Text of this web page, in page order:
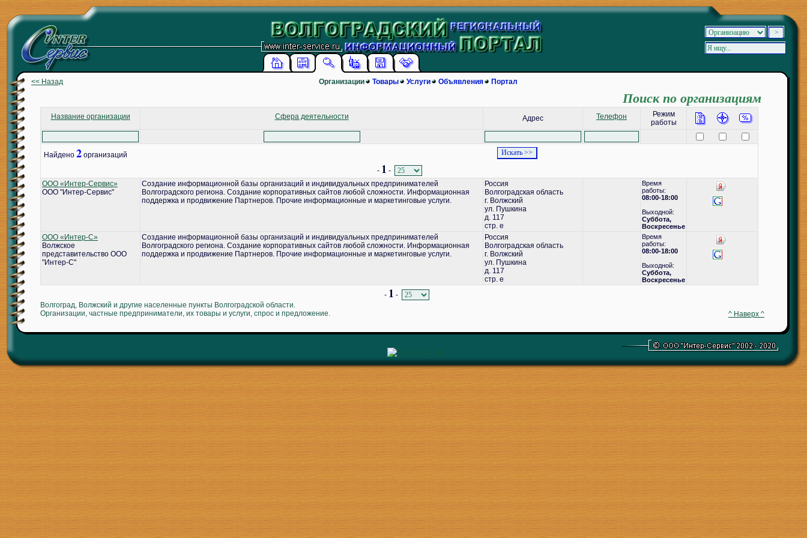
<< Назад Организации Товары Услуги Объявления Портал
Поиск по организациям
Название организации Сфера деятельности Адрес Телефон
Режим
работы
Найдено 2 организаций
- 1 -
ООО «Интер-Сервис»
ООО "Интер-Сервис"
Создание информационной базы организаций и индивидуальных предпринимателей
Волгоградского региона. Создание корпоративных сайтов любой сложности. Информационная
поддержка и продвижение Партнеров. Прочие информационные и маркетинговые услуги.
Россия
Волгоградская область
г. Волжский
ул. Пушкина
д. 117
стр. е
Время
работы:
08:00-18:00
Выходной:
Суббота,
Воскресенье
ООО «Интер-С»
Волжское
представительство ООО
"Интер-С"
Создание информационной базы организаций и индивидуальных предпринимателей
Волгоградского региона. Создание корпоративных сайтов любой сложности. Информационная
поддержка и продвижение Партнеров. Прочие информационные и маркетинговые услуги.
Россия
Волгоградская область
г. Волжский
ул. Пушкина
д. 117
стр. е
Время
работы:
08:00-18:00
Выходной:
Суббота,
Воскресенье
- 1 -
Волгоград, Волжский и другие населенные пункты Волгоградской области.
Организации, частные предприниматели, их товары и услуги, спрос и предложение.
^ Наверх ^